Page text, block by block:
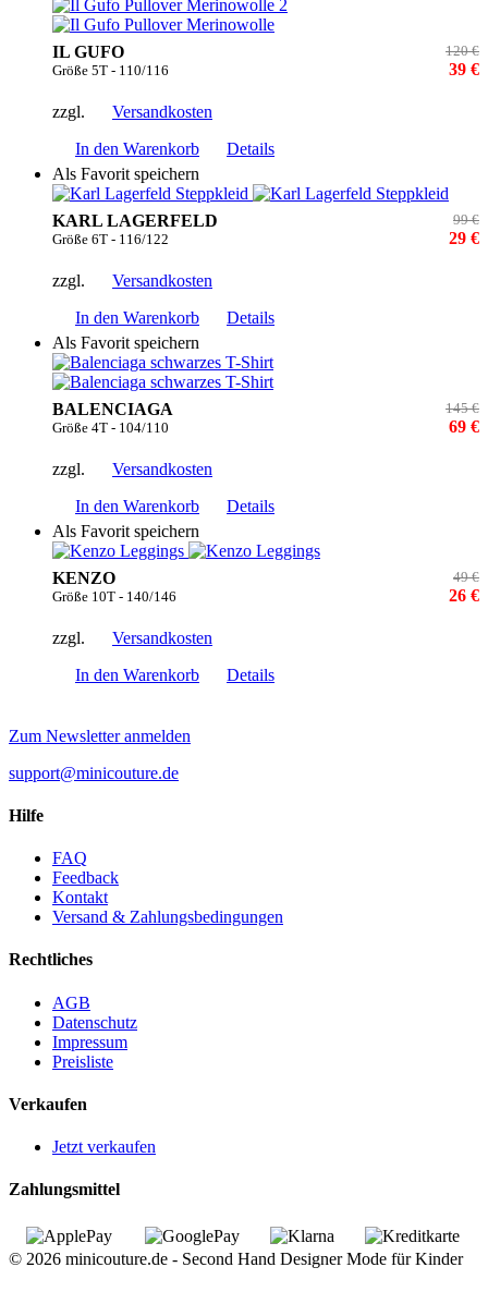
IL GUFO
Größe 5T - 110/116
120 €
39 €
zzgl.
Versandkosten
In den Warenkorb
Details
Als Favorit speichern
KARL LAGERFELD
Größe 6T - 116/122
99 €
29 €
zzgl.
Versandkosten
In den Warenkorb
Details
Als Favorit speichern
BALENCIAGA
Größe 4T - 104/110
145 €
69 €
zzgl.
Versandkosten
In den Warenkorb
Details
Als Favorit speichern
KENZO
Größe 10T - 140/146
49 €
26 €
zzgl.
Versandkosten
In den Warenkorb
Details
Zum Newsletter anmelden
support@minicouture.de
Hilfe
FAQ
Feedback
Kontakt
Versand & Zahlungsbedingungen
Rechtliches
AGB
Datenschutz
Impressum
Preisliste
Verkaufen
Jetzt verkaufen
Zahlungsmittel
© 2026 minicouture.de - Second Hand Designer Mode für Kinder